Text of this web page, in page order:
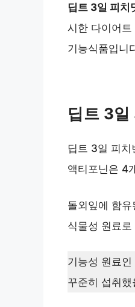
딥트 3일 피치
시한 다이어
기능식품입니
딥트 3일
딥트 3일 피치
액티포닌은 4
돌외잎에 함
식물성 원료
기능성 원료
꾸준히 섭취